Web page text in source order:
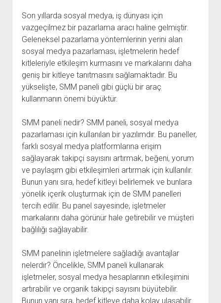
Son yıllarda sosyal medya, iş dünyası için
vazgeçilmez bir pazarlama aracı haline gelmiştir.
Geleneksel pazarlama yöntemlerinin yerini alan
sosyal medya pazarlaması, işletmelerin hedef
kitleleriyle etkileşim kurmasını ve markalarını daha
geniş bir kitleye tanıtmasını sağlamaktadır. Bu
yükselişte, SMM paneli gibi güçlü bir araç
kullanmanın önemi büyüktür.
SMM paneli nedir? SMM paneli, sosyal medya
pazarlaması için kullanılan bir yazılımdır. Bu paneller,
farklı sosyal medya platformlarına erişim
sağlayarak takipçi sayısını artırmak, beğeni, yorum
ve paylaşım gibi etkileşimleri artırmak için kullanılır.
Bunun yanı sıra, hedef kitleyi belirlemek ve bunlara
yönelik içerik oluşturmak için de SMM panelleri
tercih edilir. Bu panel sayesinde, işletmeler
markalarını daha görünür hale getirebilir ve müşteri
bağlılığı sağlayabilir.
SMM panelinin işletmelere sağladığı avantajlar
nelerdir? Öncelikle, SMM paneli kullanarak
işletmeler, sosyal medya hesaplarının etkileşimini
artırabilir ve organik takipçi sayısını büyütebilir.
Bunun yanı sıra, hedef kitleye daha kolay ulaşabilir